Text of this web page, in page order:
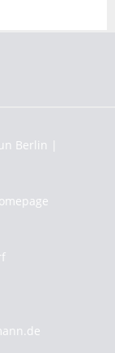
Berlin |